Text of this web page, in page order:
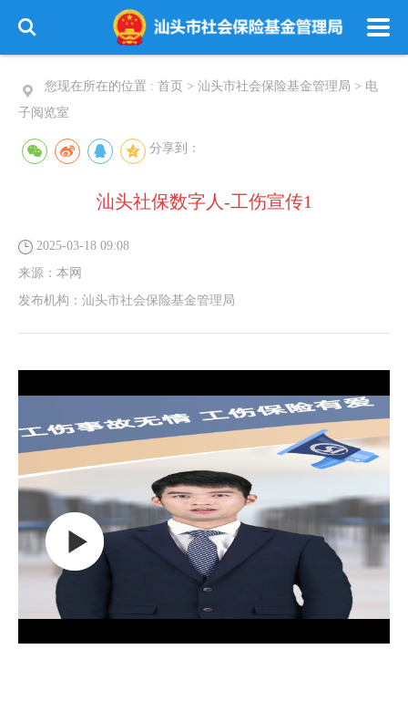
您现在所在的位置 : 首页 > 汕头市社会保险基金管理局 > 电
子阅览室
分享到：
汕头社保数字人-工伤宣传1
2025-03-18 09:08
来源： 本网
发布机构： 汕头市社会保险基金管理局